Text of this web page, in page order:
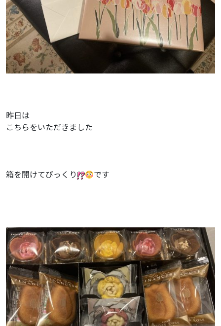
昨日は
こちらをいただきました
箱を開けてびっくり です